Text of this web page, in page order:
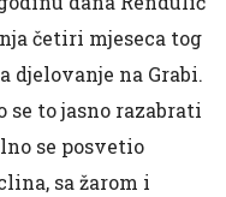
četiri mjeseca tog
djelovanje na Grabi.
se to jasno razabrati
se posvetio
sa žarom i